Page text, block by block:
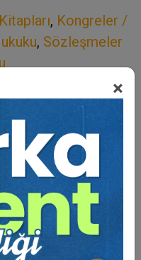
×
, Kongreler /
, Sözleşmeler
Yazar
ayni hak değişikliğine
hakkının birden
ve bağlayıcılığı